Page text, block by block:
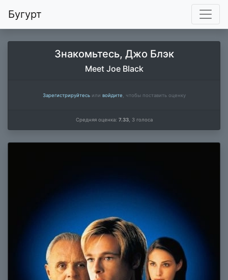
Бугурт
Знакомьтесь, Джо Блэк
Meet Joe Black
Зарегистрируйтесьили войдите , чтобы поставить оценку
Средняя оценка: 7.33, 3голоса